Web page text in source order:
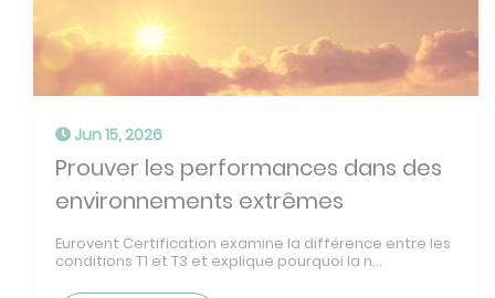
Jun 15, 2026
Prouver les performances dans des
environnements extrêmes
Eurovent Certification examine la différence entre les
conditions T1 et T3 et explique pourquoi la n...